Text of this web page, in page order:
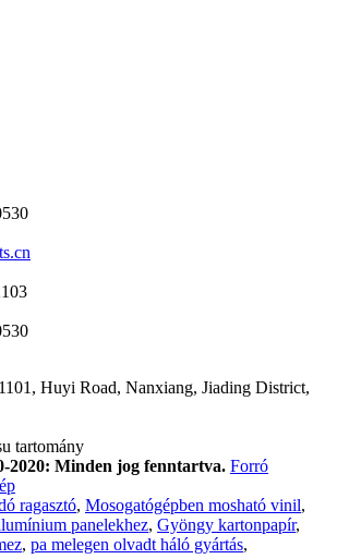
Huyi Road, Nanxiang, Jiading District,
tartomány
2020: Minden jog fenntartva. Forró
ragasztó, Mosogatógépben mosható vinil,
panelekhez, Gyöngy kartonpapír,
, pa melegen olvadt háló gyártás,